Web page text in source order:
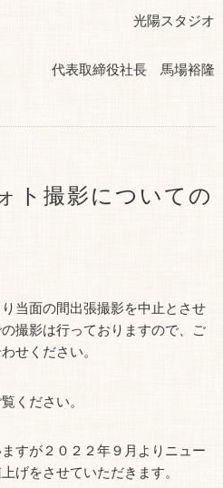
光陽スタジオ
代表取締役社長 馬場裕隆
ト撮影についての
当面の間出張撮影を中止とさせ
撮影は行っておりますので、ご
せください。
ください。
すが２０２２年９月よりニュー
げをさせていただきます。